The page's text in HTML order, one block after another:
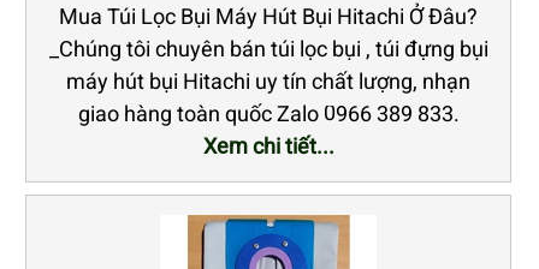
Mua Túi Lọc Bụi Máy Hút Bụi Hitachi Ở Đâu?
_Chúng tôi chuyên bán túi lọc bụi , túi đựng bụi
máy hút bụi Hitachi uy tín chất lượng, nhạn
giao hàng toàn quốc Zalo 0966 389 833.
Xem chi tiết...